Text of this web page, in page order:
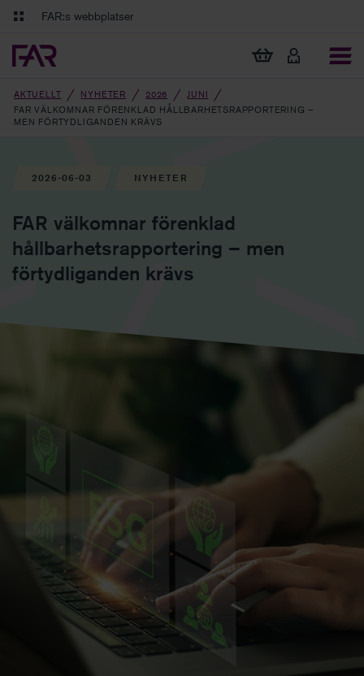
Gå till innehåll
Gå till navigation
Ekonomiska regler på ett och samma ställe
Debatt och fördjupning i branschens frågor
FAR:s webbplatser
Visa min varukorg
AKTUELLT NYHETER 2026
JUNI
FAR VÄLKOMNAR FÖRENKLAD HÅLLBARHETSRAPPORTERING –
MEN FÖRTYDLIGANDEN KRÄVS
2026-06-03 NYHETER
FAR välkomnar förenklad
hållbarhetsrapportering – men
förtydliganden krävs